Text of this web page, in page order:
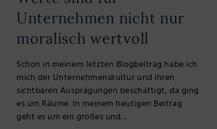
Unternehmen nicht nur
moralisch wertvoll
Schon in meinem letzten Blogbeitrag habe ich
mich der Unternehmenskultur und ihren
sichtbaren Ausprägungen beschäftigt, da ging
es um Räume. In meinem heutigen Beitrag
geht es um ein großes und…